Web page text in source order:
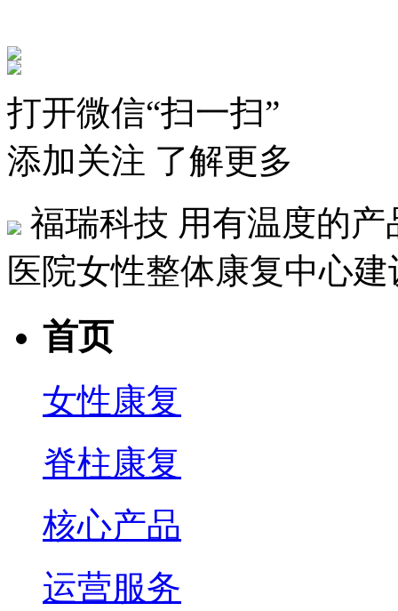
打开微信“扫一扫”
添加关注 了解更多
福瑞科技 用有温度的
医院女性整体康复中心
首页
女性康复
脊柱康复
核心产品
运营服务